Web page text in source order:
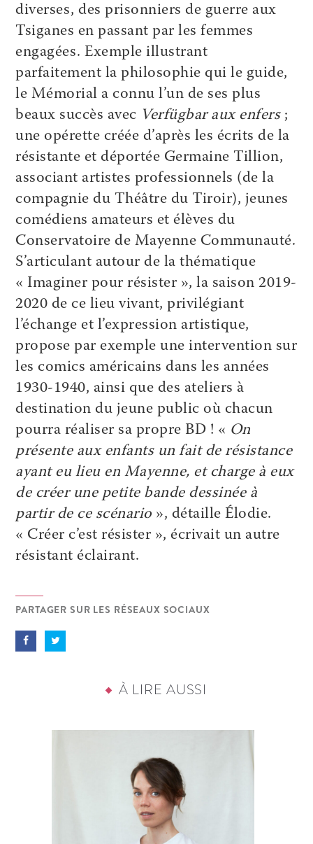
diverses, des prisonniers de guerre aux
Tsiganes en passant par les femmes
engagées. Exemple illustrant
parfaitement la philosophie qui le guide,
le Mémorial a connu l’un de ses plus
beaux succès avec Verfügbar aux enfers;
une opérette créée d’après les écrits de la
résistante et déportée Germaine Tillion,
associant artistes professionnels (de la
compagnie du Théâtre du Tiroir), jeunes
comédiens amateurs et élèves du
Conservatoire de Mayenne ­Communauté.
S’articulant autour de la thématique
« Imaginer pour résister », la saison 2019-
2020 de ce lieu vivant, privilégiant
l’échange et l’expression artistique,
propose par exemple une intervention sur
les comics américains dans les années
1930-1940, ainsi que des ateliers à
destination du jeune public où chacun
pourra réaliser sa propre BD ! « On
présente aux enfants un fait de résistance
ayant eu lieu en Mayenne, et charge à eux
de créer une petite bande dessinée à
partir de ce scénario », détaille Élodie.
« Créer c’est résister », écrivait un autre
résistant éclairant.
PARTAGER SUR LES RÉSEAUX SOCIAUX
À LIRE AUSSI